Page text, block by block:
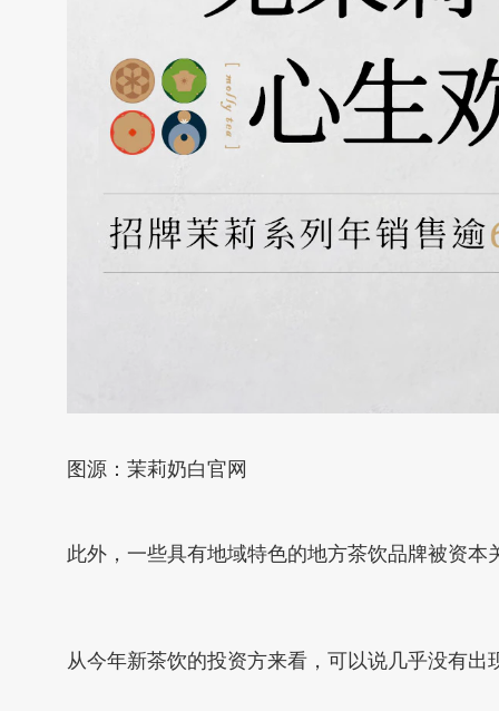
图源：茉莉奶白官网
此外，一些具有地域特色的地方茶饮品牌被资本
从今年新茶饮的投资方来看，可以说几乎没有